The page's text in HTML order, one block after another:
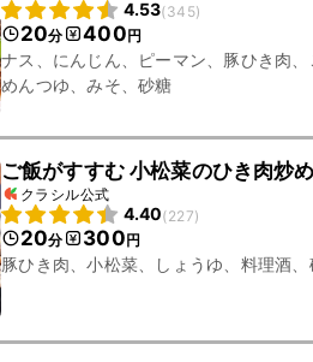
4.53(345)
20分 400円
ナス、にんじん、ピーマン、豚ひき肉
めんつゆ、みそ、砂糖
ご飯がすすむ 小松菜のひき肉炒め
クラシル公式
4.40(227)
20分 300円
豚ひき肉、小松菜、しょうゆ、料理酒